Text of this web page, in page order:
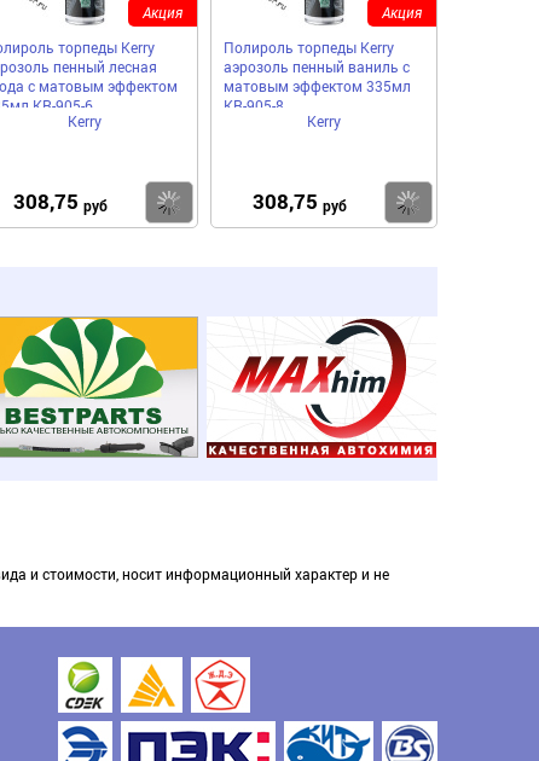
торпеды Kerry
пенный лесная
с матовым эффектом
KR-905-6
Kerry
308,75 руб Купить
Акция
Полироль торпеды Kerry
аэрозоль пенный ваниль с
матовым эффектом 335мл
KR-905-8
Kerry
308,75 руб
Акция
и стоимости, носит информационный характер и не